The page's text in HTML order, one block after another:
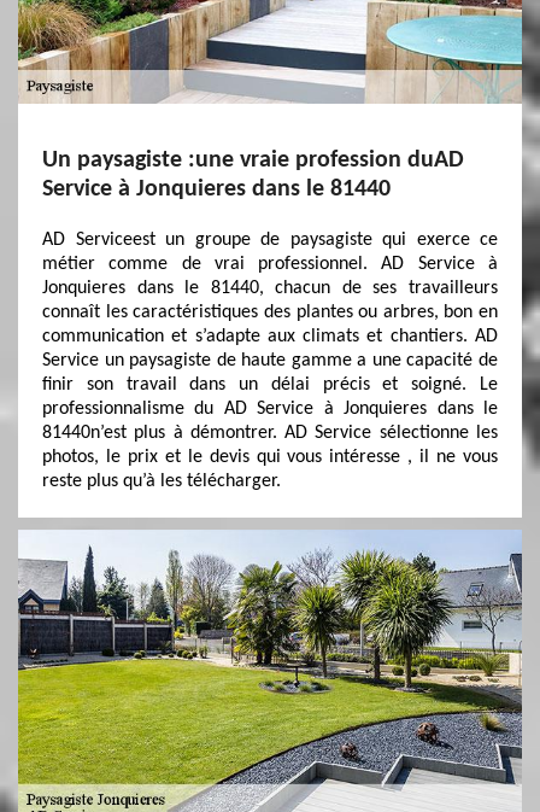
Un paysagiste :une vraie profession duAD
Service à Jonquieres dans le 81440
AD Serviceest un groupe de paysagiste qui exerce ce
métier comme de vrai professionnel. AD Service à
Jonquieres dans le 81440, chacun de ses travailleurs
connaît les caractéristiques des plantes ou arbres, bon en
communication et s’adapte aux climats et chantiers. AD
Service un paysagiste de haute gamme a une capacité de
finir son travail dans un délai précis et soigné. Le
professionnalisme du AD Service à Jonquieres dans le
81440n’est plus à démontrer. AD Service sélectionne les
photos, le prix et le devis qui vous intéresse , il ne vous
reste plus qu’à les télécharger.